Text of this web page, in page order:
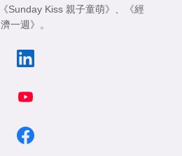
《Sunday Kiss 親子童萌》
《經
濟一週》
。